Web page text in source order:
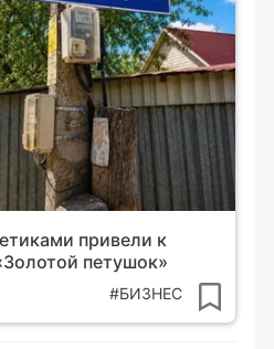
привели к
петушок»
#БИЗНЕС